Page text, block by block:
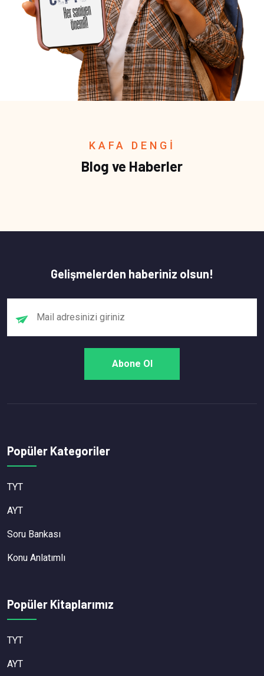
KAFA DENGİ
Blog ve Haberler
Gelişmelerden haberiniz olsun!
Popüler Kategoriler
TYT
AYT
Soru Bankası
Konu Anlatımlı
Popüler Kitaplarımız
TYT
AYT